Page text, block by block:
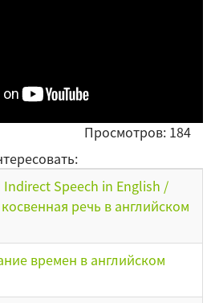
Просмотров: 184
Indirect Speech in English /
речь в английском
времен в английском